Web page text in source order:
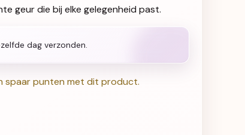
geur die bij elke gelegenheid past.
dag verzonden.
spaar punten met dit product.